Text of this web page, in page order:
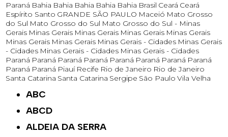
Paraná Bahia Bahia Bahia Bahia Bahia Brasil Ceará Ceará
Espírito Santo GRANDE SÃO PAULO Maceió Mato Grosso
do Sul Mato Grosso do Sul Mato Grosso do Sul - Minas
Gerais Minas Gerais Minas Gerais Minas Gerais Minas Gerais
Minas Gerais Minas Gerais Minas Gerais - Cidades Minas Gerais
- Cidades Minas Gerais - Cidades Minas Gerais - Cidades
Paraná Paraná Paraná Paraná Paraná Paraná Paraná Paraná
Paraná Paraná Piauí Recife Rio de Janeiro Rio de Janeiro
Santa Catarina Santa Catarina Sergipe São Paulo Vila Velha
ABC
ABCD
ALDEIA DA SERRA